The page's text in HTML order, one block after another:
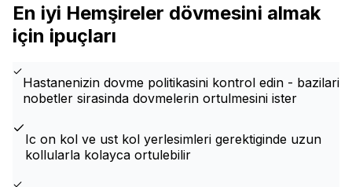
En iyi Hemşireler dövmesini almak
için ipuçları
Hastanenizin dovme politikasini kontrol edin - bazilari
nobetler sirasinda dovmelerin ortulmesini ister
Ic on kol ve ust kol yerlesimleri gerektiginde uzun
kollularla kolayca ortulebilir